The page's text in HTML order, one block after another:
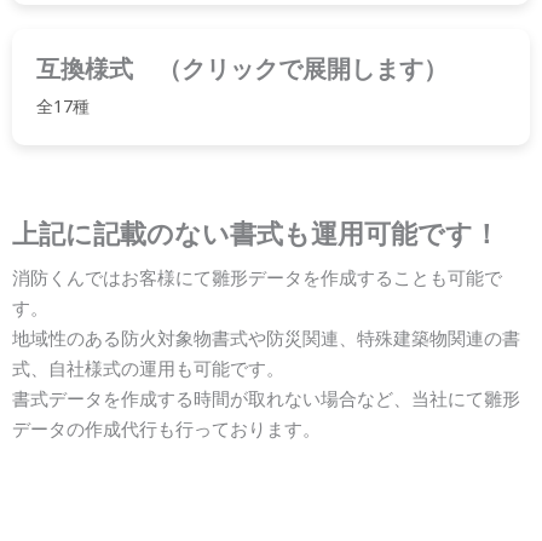
互換様式 （クリックで展開します）
全17種
上記に記載のない書式も運用可能です！
消防くんではお客様にて雛形データを作成することも可能で
す。
地域性のある防火対象物書式や防災関連、特殊建築物関連の書
式、自社様式の運用も可能です。
書式データを作成する時間が取れない場合など、当社にて雛形
データの作成代行も行っております。